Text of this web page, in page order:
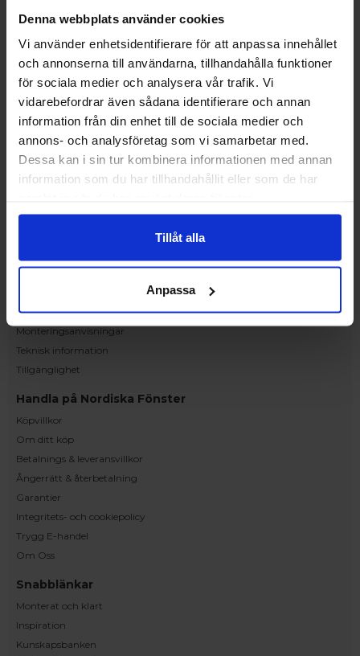
Denna webbplats använder cookies
Vi använder enhetsidentifierare för att anpassa innehållet
och annonserna till användarna, tillhandahålla funktioner
för sociala medier och analysera vår trafik. Vi
vidarebefordrar även sådana identifierare och annan
information från din enhet till de sociala medier och
annons- och analysföretag som vi samarbetar med.
Dessa kan i sin tur kombinera informationen med annan
information som du har tillhandahållit eller som de har
Tillåt alla
Anpassa
Ängelholm
Nordens största fönsterutställning
Se video från vårt showroom
Upplev och inspireras av våra produkter
hos Victrix inredarna.
Beställning och offert
Reklamation
Monteringsanvisningar
Teknisk information
Tillgänglighet
Handla på Nordiska Fönster
Köpvillkor
Om ditt köp
Betalnings & leveransvillkor
Ångerrätt & återbetalning
Garantier
Integritets- och cookiepolicy
Trygg E-handel
Om Oss
Snabblänkar
Monterat och klart
Inspiration
Kunskapsbanken